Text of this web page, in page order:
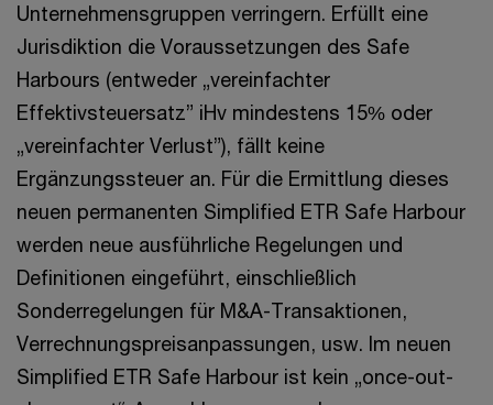
Unternehmensgruppen verringern. Erfüllt eine
Jurisdiktion die Voraussetzungen des Safe
Harbours (entweder „vereinfachter
Effektivsteuersatz” iHv mindestens 15% oder
„vereinfachter Verlust”), fällt keine
Ergänzungssteuer an. Für die Ermittlung dieses
neuen permanenten Simplified ETR Safe Harbour
werden neue ausführliche Regelungen und
Definitionen eingeführt, einschließlich
Sonderregelungen für M&A-Transaktionen,
Verrechnungspreisanpassungen, usw. Im neuen
Simplified ETR Safe Harbour ist kein „once-out-